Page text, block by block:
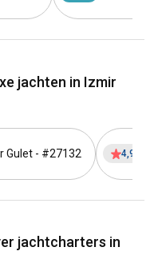
jachten in Izmir
Gulet - #27132 4,97
jachtcharters in